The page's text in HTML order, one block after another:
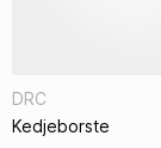
DRC
Kedjeborste